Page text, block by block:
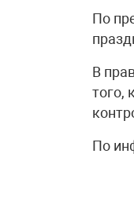
По
В
того,
По